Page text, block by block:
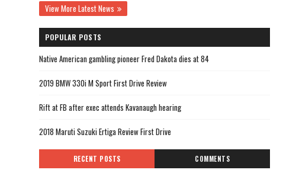
View More Latest News
POPULAR POSTS
Native American gambling pioneer Fred Dakota dies at 84
2019 BMW 330i M Sport First Drive Review
Rift at FB after exec attends Kavanaugh hearing
2018 Maruti Suzuki Ertiga Review First Drive
RECENT POSTS COMMENTS